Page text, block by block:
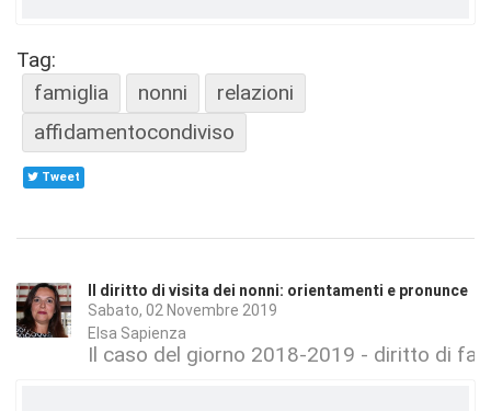
Tag:
famiglia
nonni
relazioni
affidamentocondiviso
Tweet
Il diritto di visita dei nonni: orientamenti e pronunce
Sabato, 02 Novembre 2019
Elsa Sapienza
Il caso del giorno 2018-2019 - diritto di